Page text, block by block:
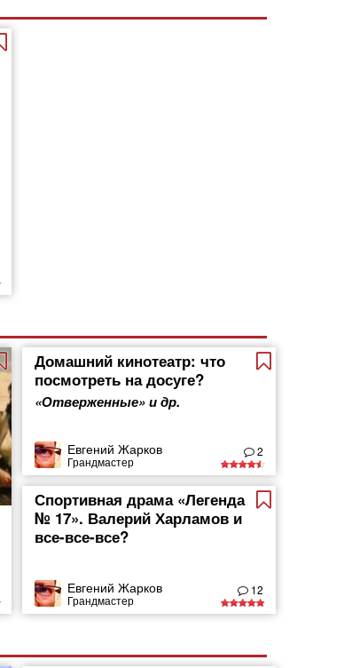
Домашний кинотеатр: что
посмотреть на досуге?
«Отверженные» и др.
Евгений Жарков
Грандмастер
2
Спортивная драма «Легенда
№ 17». Валерий Харламов и
все-все-все?
Евгений Жарков
Грандмастер
12